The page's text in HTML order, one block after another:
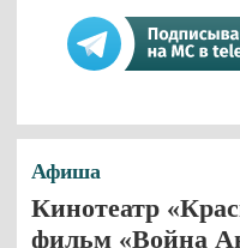
Афиша
Кинотеатр
фильм «Война